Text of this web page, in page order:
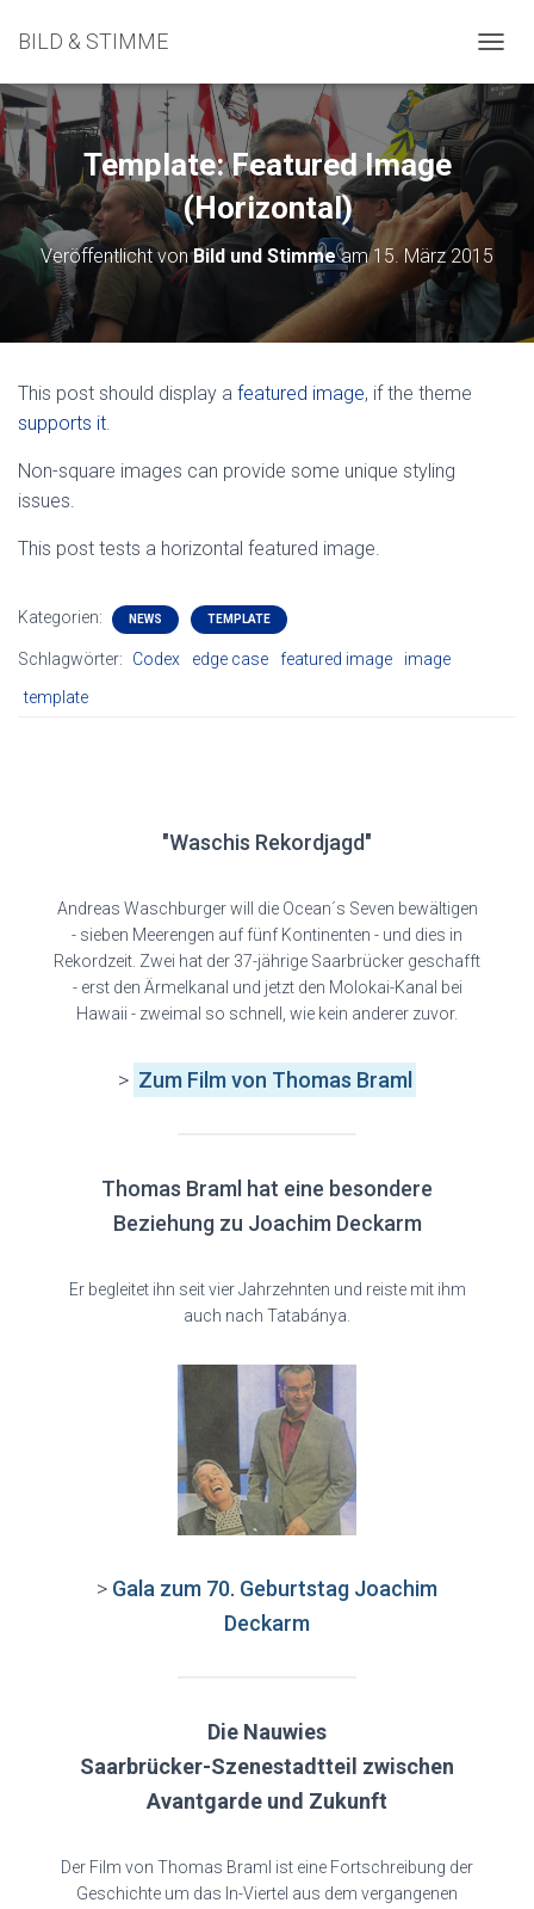
BILD & STIMME
A
V
A
I
O
N
U
M
S
Template: Featured Image
(Horizontal)
Veröffentlicht vonBild und Stimmeam15. März 2015
This post should display a featured image, if the theme
supports it.
Non-square images can provide some unique styling
issues.
This post tests a horizontal featured image.
Kategorien: NEWS TEMPLATE
Schlagwörter: Codex edge case featured image
image
template
"Waschis Rekordjagd"
Andreas Waschburger will die Ocean´s Seven bewältigen
- sieben Meerengen auf fünf Kontinenten - und dies in
Rekordzeit. Zwei hat der 37-jährige Saarbrücker geschafft
- erst den Ärmelkanal und jetzt den Molokai-Kanal bei
Hawaii - zweimal so schnell, wie kein anderer zuvor.
> Zum Filmvon Thomas Braml
Thomas Braml hat eine besondere
Beziehung zu Joachim Deckarm
Er begleitet ihn seit vier Jahrzehnten und reiste mit ihm
auch nach Tatabánya.
> Gala zum 70. Geburtstag Joachim
Deckarm
Die Nauwies
Saarbrücker-Szenestadtteil zwischen
Avantgarde und Zukunft
Der Film von Thomas Braml ist eine Fortschreibung der
Geschichte um das In-Viertel aus dem vergangenen